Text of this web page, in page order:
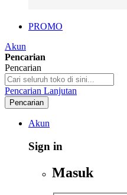
PROMO
Akun
Pencarian
Pencarian
Pencarian Lanjutan
Pencarian
Akun
Sign in
Masuk